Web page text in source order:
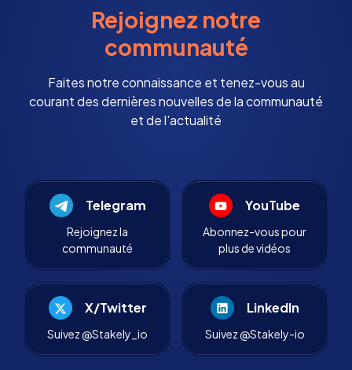
Rejoignez notre
communauté
Faites notre connaissance et tenez-vous au
courant des dernières nouvelles de la communauté
et de l'actualité
Telegram
Rejoignez la
communauté
YouTube
Abonnez-vous pour
plus de vidéos
X/Twitter
Suivez @Stakely_io
LinkedIn
Suivez @Stakely-io